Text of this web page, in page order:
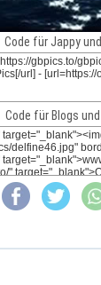
Code für Jappy und
Code für Blogs und